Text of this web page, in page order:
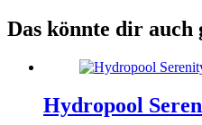
Das könnte dir
Hydropool